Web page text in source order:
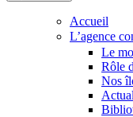
Accueil
L’agence
Le
Rôle
Nos